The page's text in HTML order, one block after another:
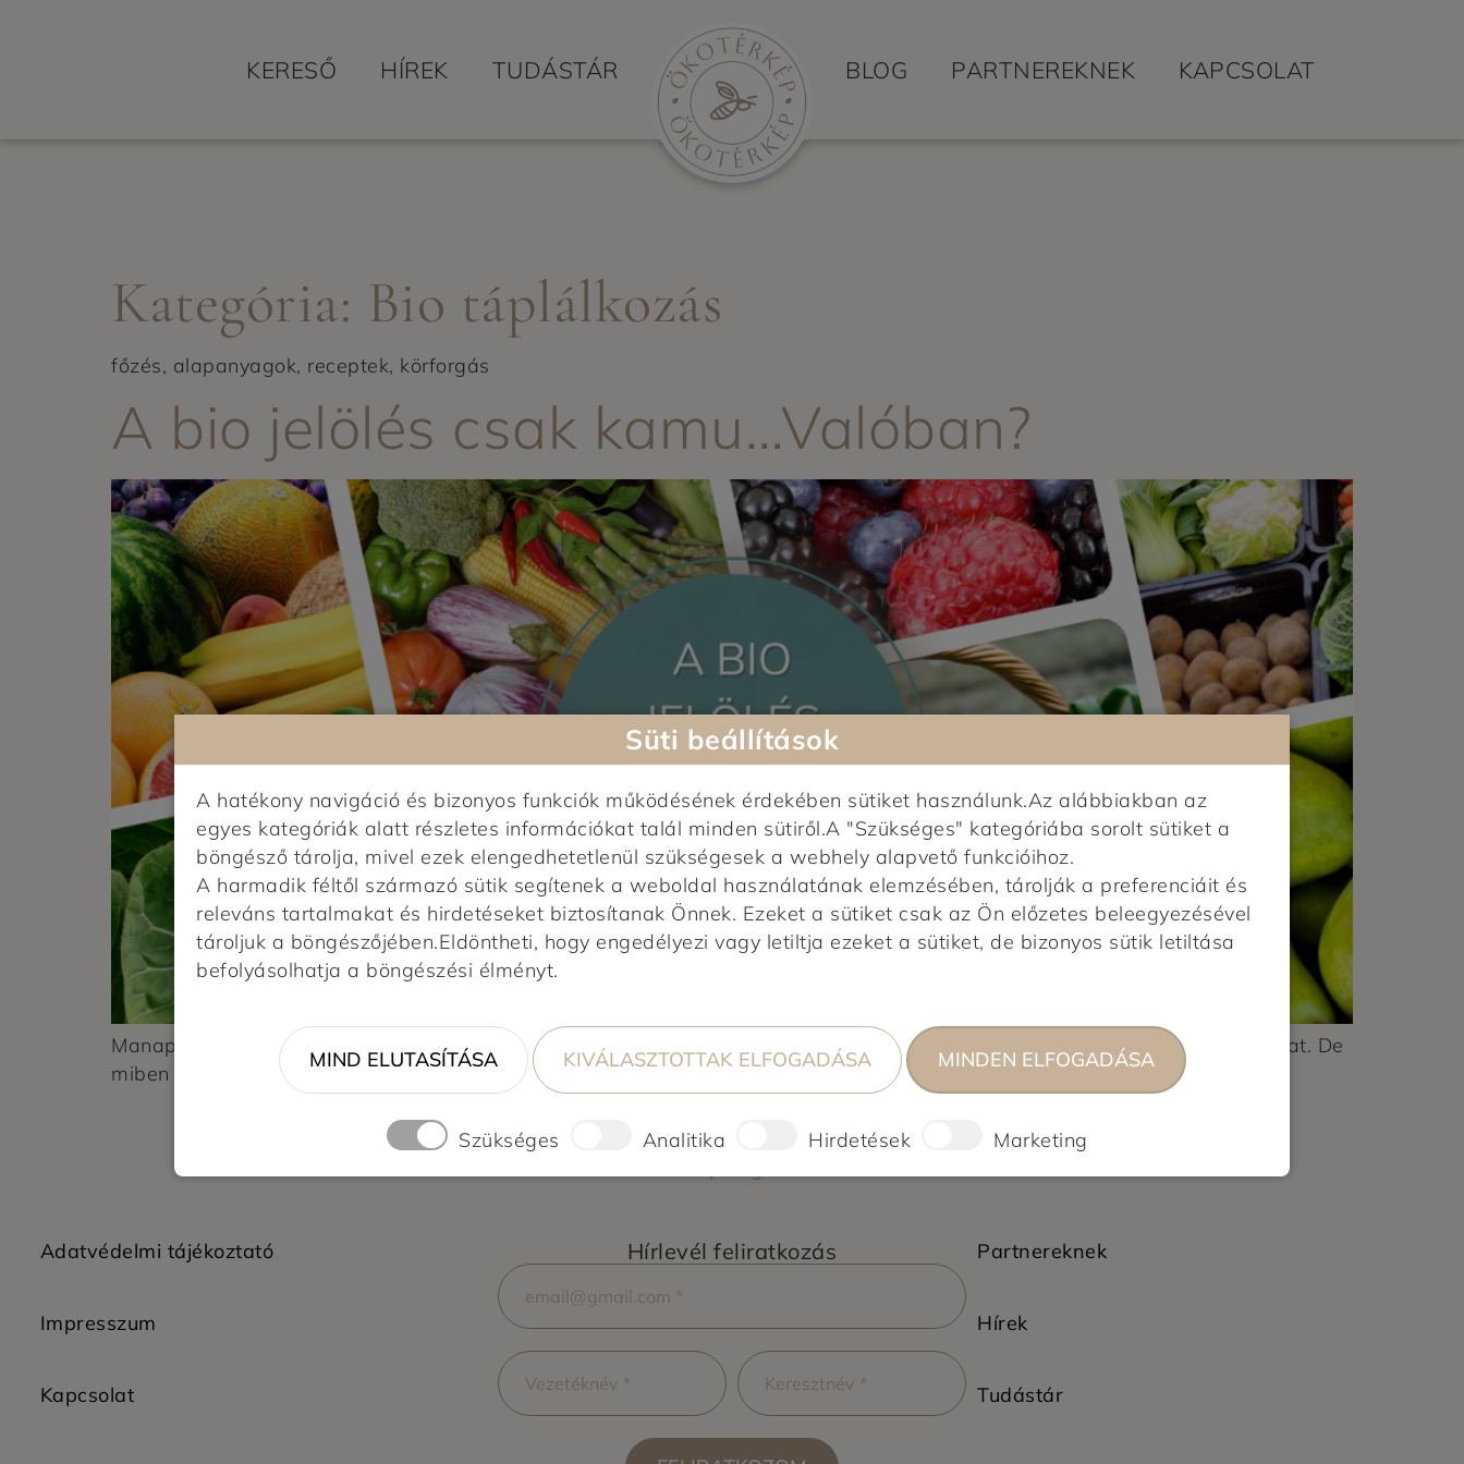
KERESŐ HÍREK TUDÁSTÁR BLOG PARTNEREKNEK KAPCSOLAT
Kategória: Bio táplálkozás
főzés, alapanyagok, receptek, körforgás
A bio jelölés csak kamu…Valóban?
Manapság egyre többen választunk bio élelmiszereket, mert keressük az egészségesebb, környezettudatosabb megoldásokat. De
miben jobbak a bio élelmiszerek, mint a hagyományos társaik? Jobbak-e egyáltalán?
Adatvédelmi tájékoztató
Impresszum
Kapcsolat
Hírlevél feliratkozás Partnereknek
Hírek
Tudástár
Süti beállítások
A hatékony navigáció és bizonyos funkciók működésének érdekében sütiket használunk.Az alábbiakban az
egyes kategóriák alatt részletes információkat talál minden sütiről.A "Szükséges" kategóriába sorolt sütiket a
böngésző tárolja, mivel ezek elengedhetetlenül szükségesek a webhely alapvető funkcióihoz.
A harmadik féltől származó sütik segítenek a weboldal használatának elemzésében, tárolják a preferenciáit és
releváns tartalmakat és hirdetéseket biztosítanak Önnek. Ezeket a sütiket csak az Ön előzetes beleegyezésével
tároljuk a böngészőjében.Eldöntheti, hogy engedélyezi vagy letiltja ezeket a sütiket, de bizonyos sütik letiltása
befolyásolhatja a böngészési élményt.
MIND ELUTASÍTÁSA KIVÁLASZTOTTAK ELFOGADÁSA MINDEN ELFOGADÁSA
Szükséges Analitika Hirdetések Marketing